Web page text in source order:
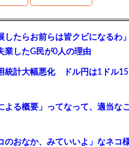
したらお前らは皆クビになるわ
業したG民が0人の理由
統計大幅悪化 ドル円は1ドル
よる概要」ってなって、適当な
のおなか、みていいよ」なネコ